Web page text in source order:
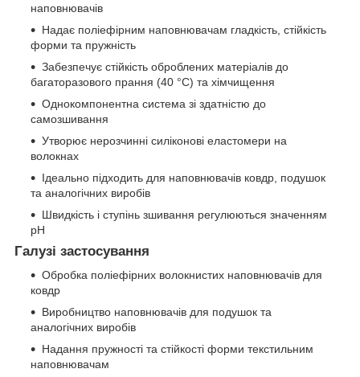
наповнювачів
Надає поліефірним наповнювачам гладкість, стійкість
форми та пружність
Забезпечує стійкість оброблених матеріалів до
багаторазового прання (40 °C) та хімчищення
Однокомпонентна система зі здатністю до
самозшивання
Утворює нерозчинні силіконові еластомери на
волокнах
Ідеально підходить для наповнювачів ковдр, подушок
та аналогічних виробів
Швидкість і ступінь зшивання регулюються значенням
pH
Галузі застосування
Обробка поліефірних волокнистих наповнювачів для
ковдр
Виробництво наповнювачів для подушок та
аналогічних виробів
Надання пружності та стійкості форми текстильним
наповнювачам